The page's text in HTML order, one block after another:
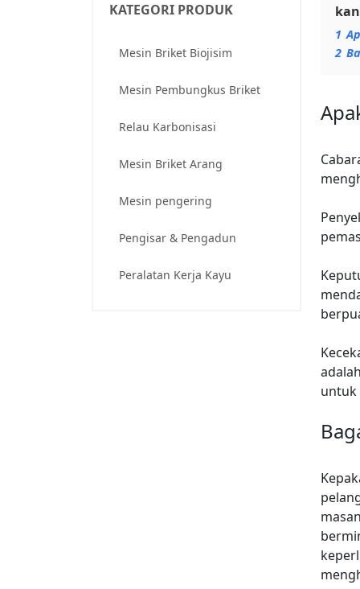
KATEGORI PRODUK
Mesin Briket Biojisim
Mesin Pembungkus Briket
Relau Karbonisasi
Mesin Briket Arang
Mesin pengering
Pengisar & Pengadun
Peralatan Kerja Kayu
1
2
untuk